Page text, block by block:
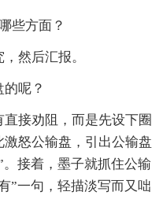
些方面？
然后汇报。
呢？
接劝阻，而是先设下圈
怒公输盘，引出公输盘
接着，墨子就抓住公输
”一句，轻描淡写而又咄